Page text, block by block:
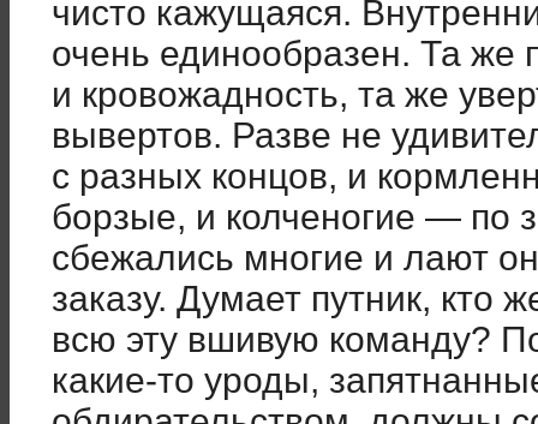
чисто кажущаяся.
очень единообразен. Та же
и кровожадность, та же
вывертов. Разве не
с разных концов, и
борзые, и колченогие — по
сбежались многие и лают
заказу. Думает путник, кто
всю эту вшивую команду?
какие-то уроды,